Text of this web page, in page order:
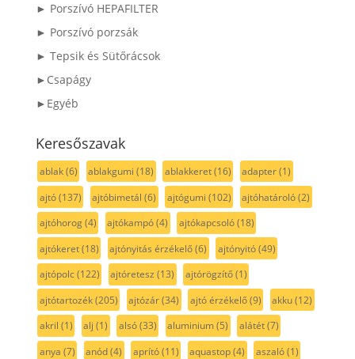
► Porszívó HEPAFILTER
► Porszívó porzsák
► Tepsik és Sütőrácsok
►Csapágy
►Egyéb
Keresőszavak
ablak(6) ablakgumi (18) ablakkeret(16) adapter(1)
ajtó(137) ajtóbimetál (6) ajtógumi (102) ajtóhatároló(2)
ajtóhorog(4) ajtókampó(4) ajtókapcsoló(18)
ajtókeret(18) ajtónyitás érzékelő(6) ajtónyitó(49)
ajtópolc(122) ajtóretesz (13) ajtórögzítő(1)
ajtótartozék(205) ajtózár(34) ajtó érzékelő(9) akku(12)
akril (1) alj (1) alsó(33) aluminium(5) alátét(7)
anya (7) anód(4) aprító(11) aquastop(4) aszaló(1)